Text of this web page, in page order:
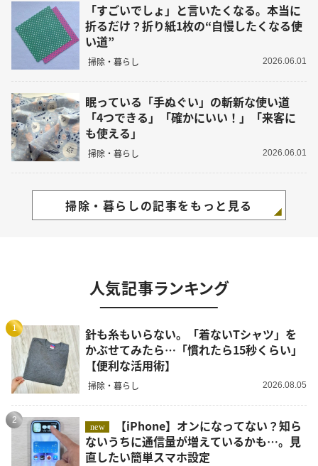
「すごいでしょ」と言いたくなる。本当に
折るだけ？折り紙1枚の“自慢したくなる使
い道”
掃除・暮らし 2026.06.01
眠っている「手ぬぐい」の斬新な使い道
「4つできる」「確かにいい！」「来客に
も使える」
掃除・暮らし 2026.06.01
掃除・暮らしの記事をもっと見る
人気記事ランキング
1
針も糸もいらない。「着ないTシャツ」を
かぶせてみたら…「慣れたら15秒くらい」
【便利な活用術】
掃除・暮らし 2026.08.05
2
new
ないうちに通信量が増えているかも…。見
直したい簡単スマホ設定